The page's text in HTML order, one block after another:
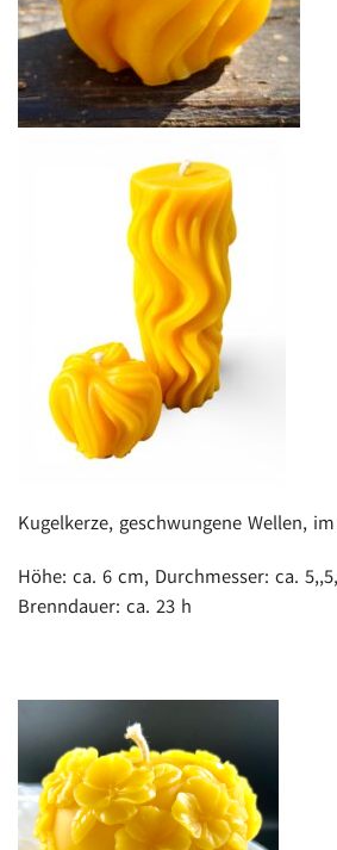
Kugelkerze, geschwungene Wellen,
Höhe: ca. 6 cm, Durchmesser: ca.
Brenndauer: ca. 23 h